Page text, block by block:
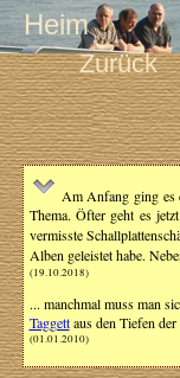
Heim
Zurück
Am Anfang ging es
Thema. Öfter geht es
vermisste
Alben geleistet habe.
(19.10.2018)
... manchmal muss man
Taggettaus den Tiefen der
(01.01.2010)